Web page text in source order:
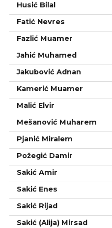
Husić Bilal
Fatić Nevres
Fazlić Muamer
Jahić Muhamed
Jakubović Adnan
Kamerić Muamer
Malić Elvir
Mešanović Muharem
Pjanić Miralem
Požegić Damir
Sakić Amir
Sakić Enes
Sakić Rijad
Sakić (Alija) Mirsad